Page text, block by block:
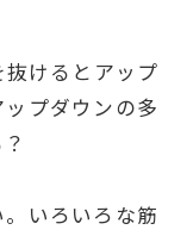
けるとアップ
プダウンの多
いろいろな筋